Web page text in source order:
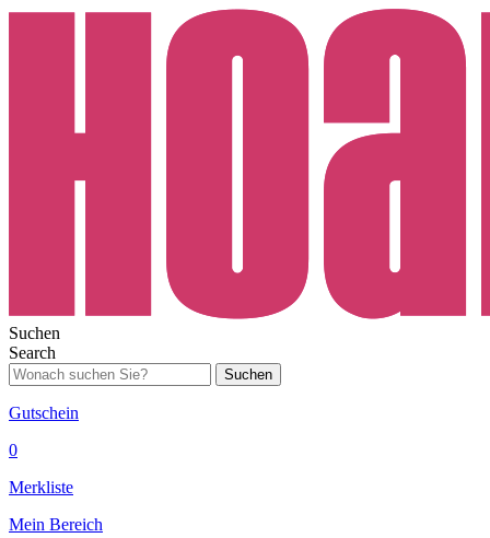
Suchen
Search
Suchen
Gutschein
0
Merkliste
Mein Bereich